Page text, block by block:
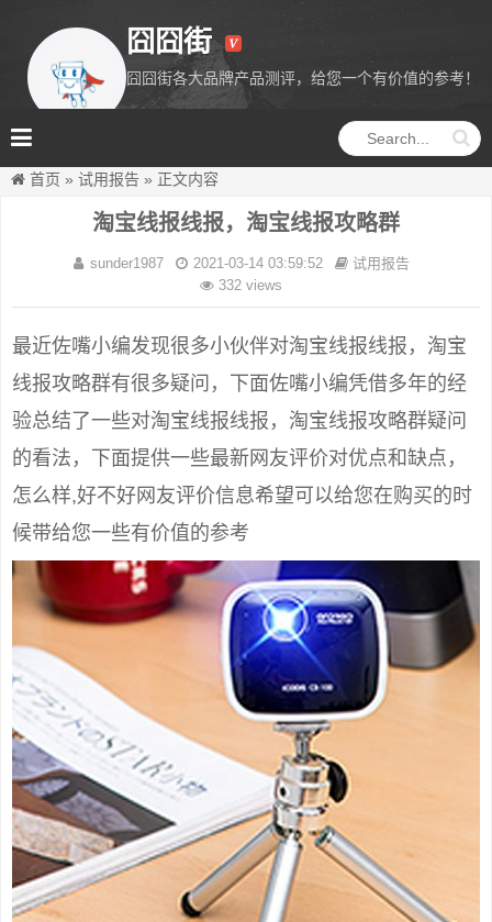
囧囧街
囧囧街各大品牌产品测评，给您一个有价值的参考！
首页 » 试用报告 » 正文内容
淘宝线报线报，淘宝线报攻略群
sunder1987 2021-03-14 03:59:52
试用报告
332 views
最近佐嘴小编发现很多小伙伴对淘宝线报线报，淘宝
线报攻略群有很多疑问，下面佐嘴小编凭借多年的经
验总结了一些对淘宝线报线报，淘宝线报攻略群疑问
的看法，下面提供一些最新网友评价对优点和缺点，
怎么样,好不好网友评价信息希望可以给您在购买的时
候带给您一些有价值的参考